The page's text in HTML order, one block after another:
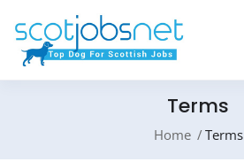
Terms
Home Terms